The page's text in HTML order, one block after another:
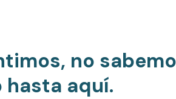
no
aquí.